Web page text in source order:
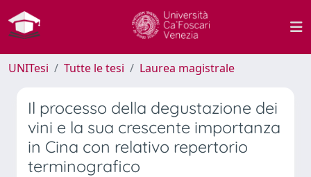
UNITesi Tutte le tesi Laurea magistrale
Il processo della degustazione dei
vini e la sua crescente importanza
in Cina con relativo repertorio
terminografico